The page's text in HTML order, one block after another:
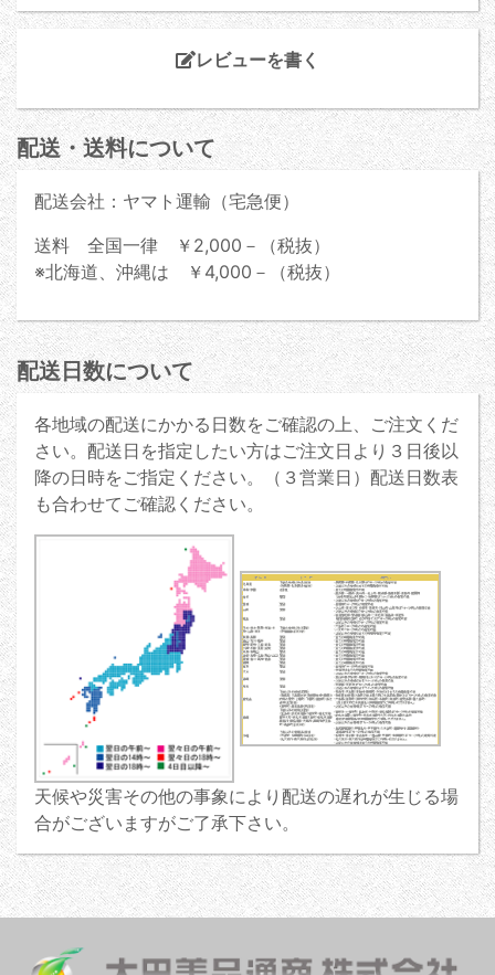
レビューを書く
配送・送料について
配送会社：ヤマト運輸（宅急便）
送料 全国一律 ￥2,000－（税抜）
※北海道、沖縄は ￥4,000－（税抜）
配送日数について
各地域の配送にかかる日数をご確認の上、ご注文くだ
さい。配送日を指定したい方はご注文日より３日後以
降の日時をご指定ください。（３営業日）配送日数表
も合わせてご確認ください。
天候や災害その他の事象により配送の遅れが生じる場
合がございますがご了承下さい。